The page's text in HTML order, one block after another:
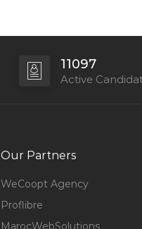
11097
Active
Our Partners
WeCoopt Agency
Proflibre
MarocWebSolutions